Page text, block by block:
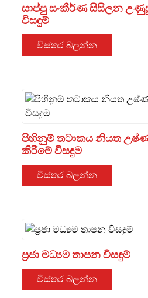
සාප්පු සංකීර්ණ සිසිලන
විසඳුම්
විස්තර බලන්න
පිහිනුම් තටාකය නියත
කිරීමේ විසඳුම
විස්තර බලන්න
ප්‍රජා මධ්‍යම තාපන විසඳුම්
විස්තර බලන්න